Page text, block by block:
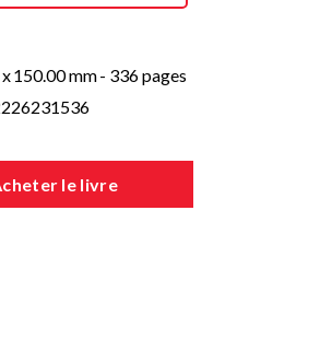
150.00 mm- 336 pages
le livre